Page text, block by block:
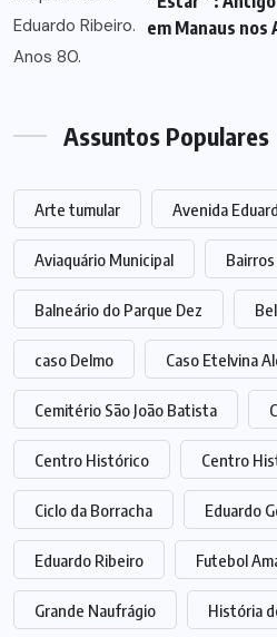
em Manaus nos
Assuntos Populares
Arte tumular Avenida
Aviaquário Municipal
Balneário do Parque Dez
caso Delmo Caso Etelvina
Cemitério São João Batista
Centro Histórico Centro
Ciclo da Borracha Eduardo
Eduardo Ribeiro Futebol
Grande Naufrágio História